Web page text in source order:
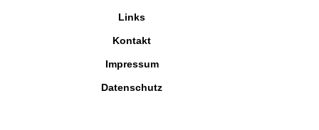
Links
Kontakt
Impressum
Datenschutz